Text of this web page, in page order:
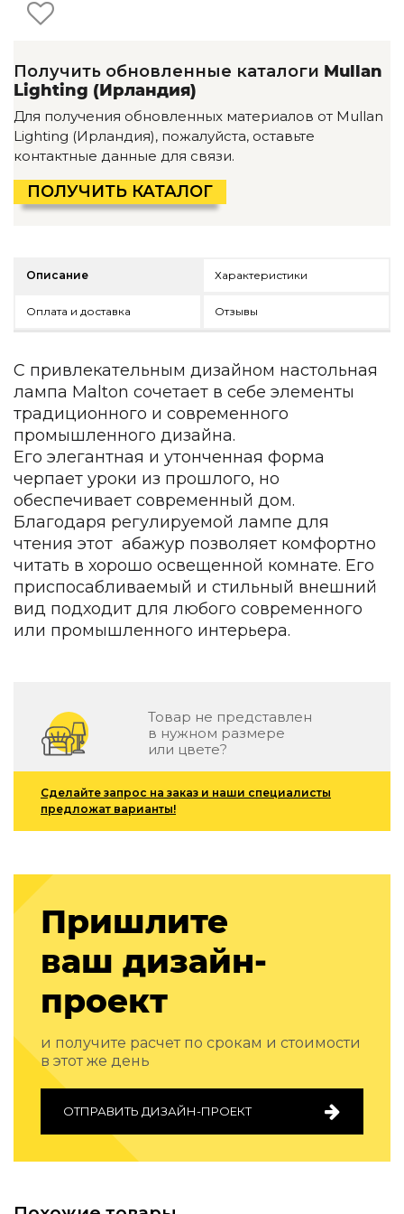
Детская мебель
Коллекции
ROOM — Modern
INTERRA — Soft Modern
ARTOPIA — Mid-Century
DAYZ — Ethno
Все коллекции мебели
Подбор, производство и комплектация по вашему
По типу
Для кухни
Вентиляторы
Ковры
Зеленые стены
Дизайнерские кальяны
Подбор, производство и комплектация по вашему
Сантехника и инженерия
Дизайнерские ванны
Подбор, производство и комплектация по вашему
Отделка и ремонт
Стены
Акустические панели
Террасные и фасадные системы
Биоклиматические перголы
Камень
Светящийся камень
Бренды
Реализованные проекты
Получить обновленные каталоги Mullan
Lighting (Ирландия)
Для получения обновленных материалов от Mullan
Lighting (Ирландия), пожалуйста, оставьте
контактные данные для связи.
ПОЛУЧИТЬ КАТАЛОГ
Описание Характеристики
Оплата и доставка Отзывы
С привлекательным дизайном настольная
лампа Malton сочетает в себе элементы
традиционного и современного
промышленного дизайна.
Его элегантная и утонченная форма
черпает уроки из прошлого, но
обеспечивает современный дом.
Благодаря регулируемой лампе для
чтения этот абажур позволяет комфортно
читать в хорошо освещенной комнате. Его
приспосабливаемый и стильный внешний
вид подходит для любого современного
или промышленного интерьера.
Товар не представлен
в нужном размере
или цвете?
Сделайте запрос на заказ и наши специалисты
предложат варианты!
Пришлите
ваш дизайн-
проект
и получите расчет по срокам и стоимости
в этот же день
ОТПРАВИТЬ ДИЗАЙН-ПРОЕКТ